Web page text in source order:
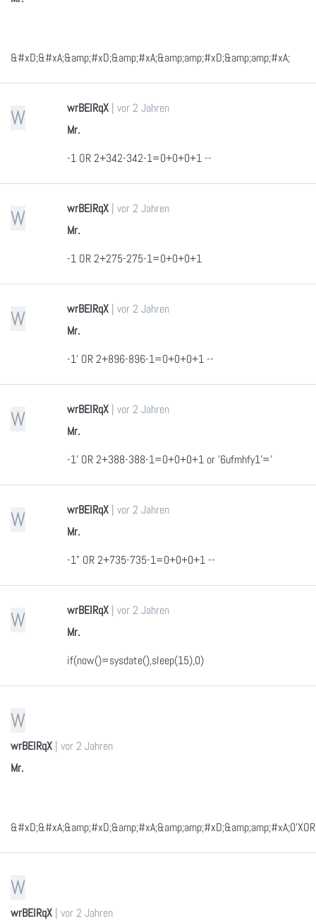
&#xD;&#xA;&amp;#xD;&amp;#xA;&amp;amp;#xD;&amp;amp;#xA;
W wrBEIRqX | vor 2 Jahren
Mr.
-1 OR 2+342-342-1=0+0+0+1 --
W wrBEIRqX | vor 2 Jahren
Mr.
-1 OR 2+275-275-1=0+0+0+1
W wrBEIRqX | vor 2 Jahren
Mr.
-1' OR 2+896-896-1=0+0+0+1 --
W wrBEIRqX | vor 2 Jahren
Mr.
-1' OR 2+388-388-1=0+0+0+1 or '6ufmhfy1'='
W wrBEIRqX | vor 2 Jahren
Mr.
-1" OR 2+735-735-1=0+0+0+1 --
W wrBEIRqX | vor 2 Jahren
Mr.
if(now()=sysdate(),sleep(15),0)
W
wrBEIRqX | vor 2 Jahren
Mr.
W
wrBEIRqX | vor 2 Jahren